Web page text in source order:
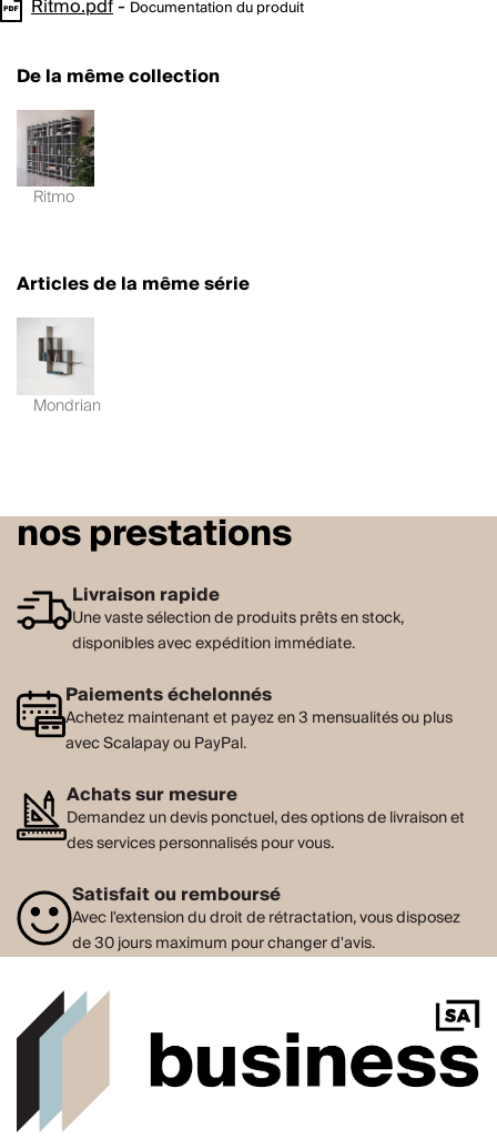
Ritmo.pdf- Documentation du produit
De la même collection
Ritmo
Articles de la même série
Mondrian
nos prestations
Livraison rapide
Une vaste sélection de produits prêts en stock,
disponibles avec expédition immédiate.
Paiements échelonnés
Achetez maintenant et payez en 3 mensualités ou plus
avec Scalapay ou PayPal.
Achats sur mesure
Demandez un devis ponctuel, des options de livraison et
des services personnalisés pour vous.
Satisfait ou remboursé
Avec l'extension du droit de rétractation, vous disposez
de 30 jours maximum pour changer d'avis.